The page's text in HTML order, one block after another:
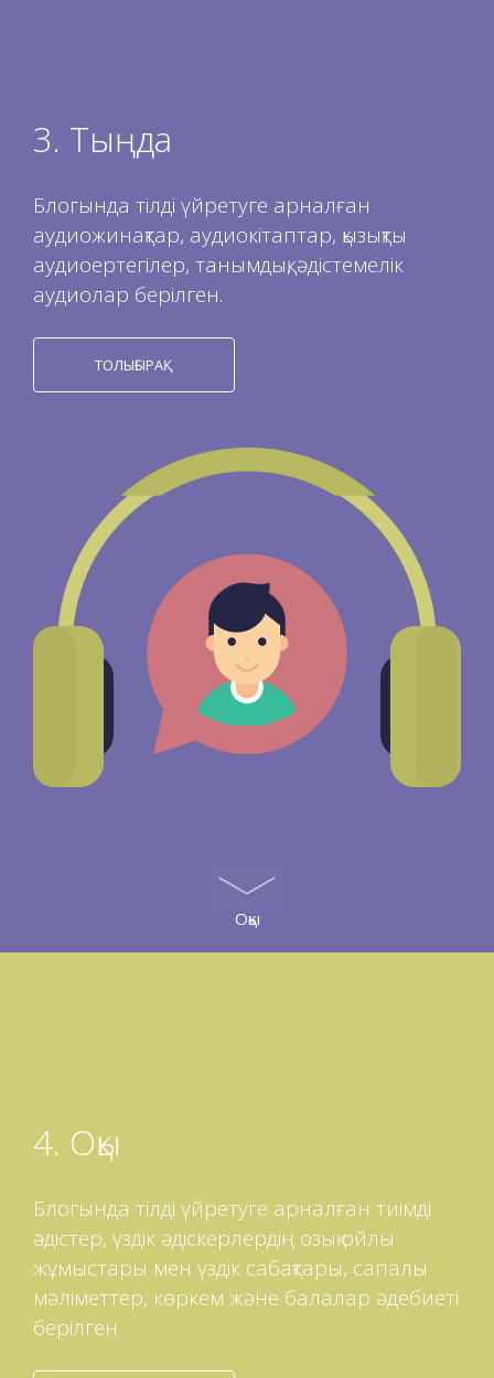
3. Тыңда
Блогында тілді үйретуге арналған
аудиожинақтар, аудиокітаптар, қызықты
аудиоертегілер, танымдық, әдістемелік
аудиолар берілген.
ТОЛЫҒЫРАҚ
Оқы
4. Оқы
Блогында тілді үйретуге арналған тиімді
әдістер, үздік әдіскерлердің озық ойлы
жұмыстары мен үздік сабақтары, сапалы
мәліметтер, көркем және балалар әдебиеті
берілген